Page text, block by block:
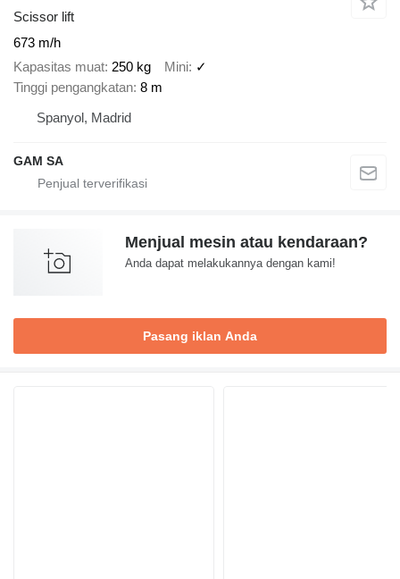
Scissor lift
673 m/h
Kapasitas muat 250 kg Mini ✓
Tinggi pengangkatan 8 m
Spanyol, Madrid
GAM SA
Menjual mesin atau kendaraan?
Anda dapat melakukannya dengan kami!
Pasang iklan Anda